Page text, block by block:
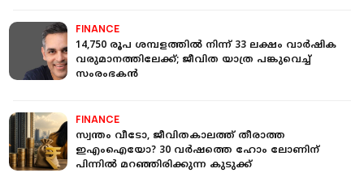
FINANCE
14,750 രൂപ ശമ്പളത്തില്‍ നിന്ന് 33 ലക്ഷം വാര്‍ഷിക
വരുമാനത്തിലേക്ക്; ജീവിത യാത്ര പങ്കുവെച്ച്
സംരംഭകന്‍
FINANCE
സ്വന്തം വീടോ, ജീവിതകാലത്ത് തീരാത്ത
ഇഎംഐയോ? 30 വര്‍ഷത്തെ ഹോം ലോണിന്
പിന്നില്‍ മറഞ്ഞിരിക്കുന്ന കുടുക്ക്